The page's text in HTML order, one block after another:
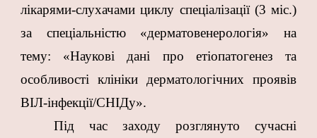
лікарями-слухачами циклу спеціалізації (3 міс.)
за спеціальністю «дерматовенерологія» на
тему: «Наукові дані про етіопатогенез та
особливості клініки дерматологічних проявів
ВІЛ-інфекції/СНІДу».
Під час заходу розглянуто сучасні